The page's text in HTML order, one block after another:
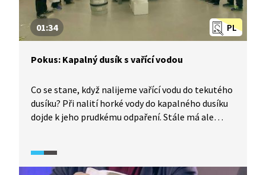
PL
01:34
Pokus: Kapalný dusík s vařící vodou
Co se stane, když nalijeme vařící vodu do tekutého
dusíku? Při nalití horké vody do kapalného dusíku
dojde k jeho prudkému odpaření. Stále má ale